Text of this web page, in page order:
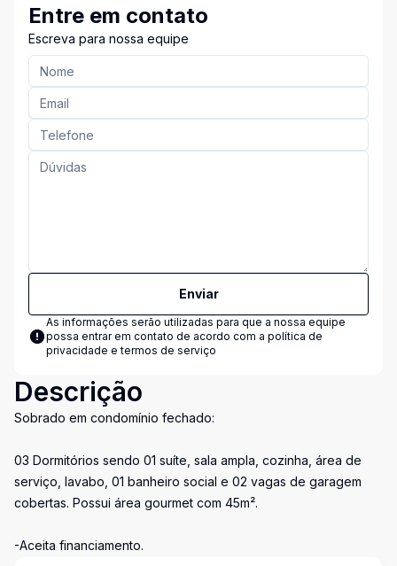
Entre em contato
Escreva para nossa equipe
Enviar
As informações serão utilizadas para que a nossa equipe
possa entrar em contato de acordo com a política de
privacidade e termos de serviço
Descrição
Sobrado em condomínio fechado:
03 Dormitórios sendo 01 suíte, sala ampla, cozinha, área de
serviço, lavabo, 01 banheiro social e 02 vagas de garagem
cobertas. Possui área gourmet com 45m².
-Aceita financiamento.